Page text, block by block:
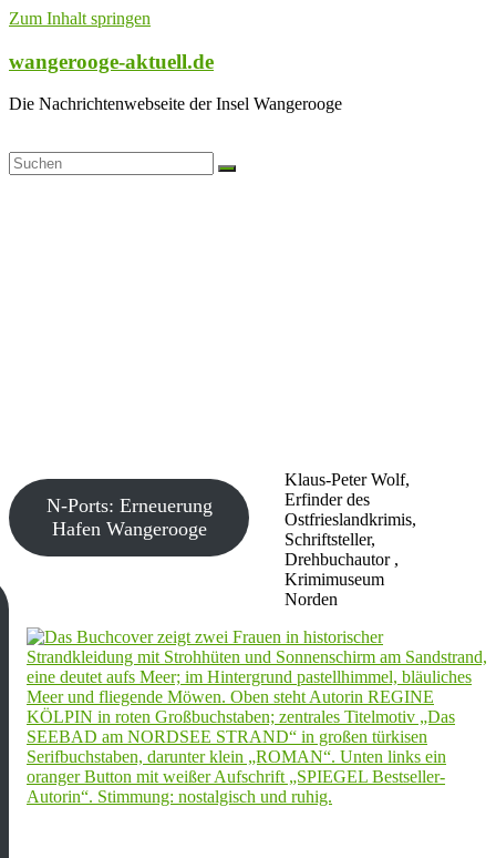
Zum Inhalt springen
wangerooge-aktuell.de
Die Nachrichtenwebseite der Insel Wangerooge
Klaus-Peter Wolf,
Erfinder des
Ostfrieslandkrimis,
Schriftsteller,
Drehbuchautor ,
Krimimuseum
Norden
N-Ports: Erneuerung
Hafen Wangerooge